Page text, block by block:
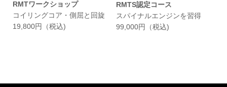
RMTワークショップ
コイリングコア・側屈と回旋
19,800円（税込)
RMTS認定コース
スパイナルエンジンを習得
99,000円（税込)